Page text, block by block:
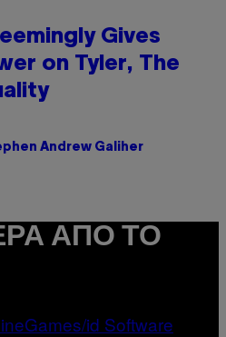
Gives
on Tyler, The
Andrew Galiher
ΑΠΌ ΤΟ